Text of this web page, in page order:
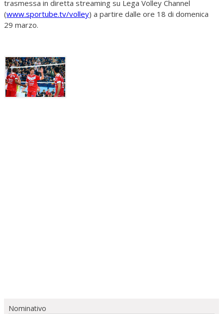
trasmessa in diretta streaming su Lega Volley Channel
(www.sportube.tv/volley) a partire dalle ore 18 di domenica
29 marzo.
Nominativo